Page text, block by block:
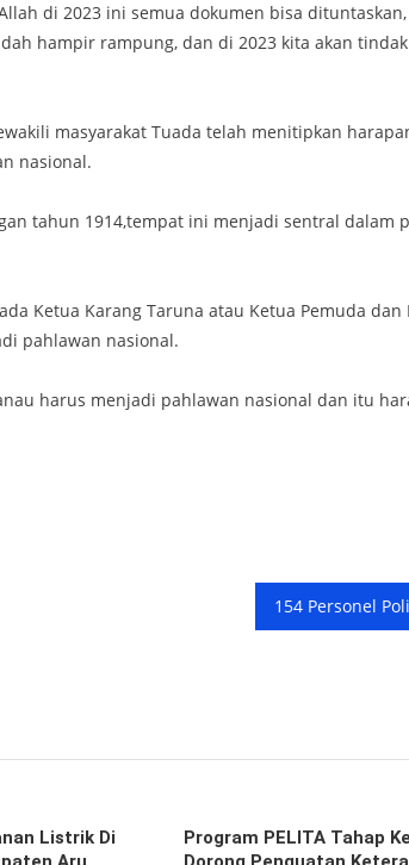
di 2023 ini semua dokumen bisa
hampir rampung, dan di 2023 kita akan
masyarakat Tuada telah menitipkan
nasional.
tahun 1914,tempat ini menjadi sentral dalam
Ketua Karang Taruna atau Ketua Pemuda dan
pahlawan nasional.
harus menjadi pahlawan nasional dan itu
Listrik Di
Program PELITA Tahap